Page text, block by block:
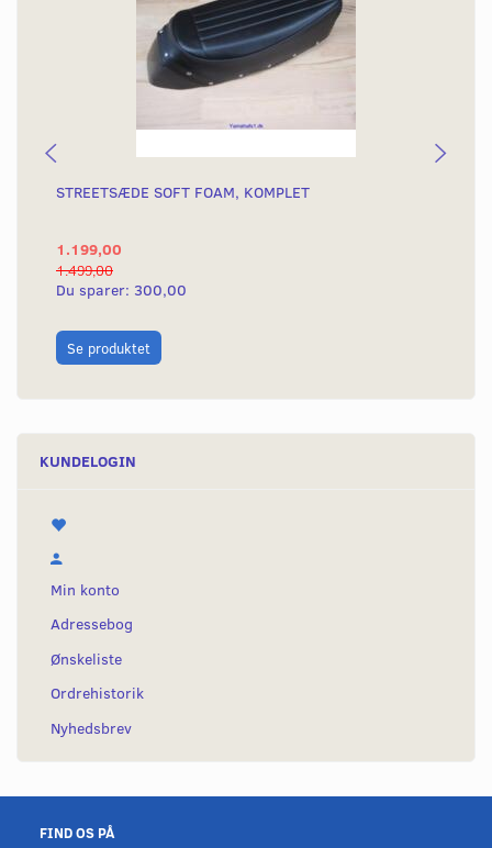
STREETSÆDE SOFT FOAM, KOMPLET
1.199,00
1.499,00
Du sparer: 300,00
Se produktet
KUNDELOGIN
Min konto
Adressebog
Ønskeliste
Ordrehistorik
Nyhedsbrev
FIND OS PÅ